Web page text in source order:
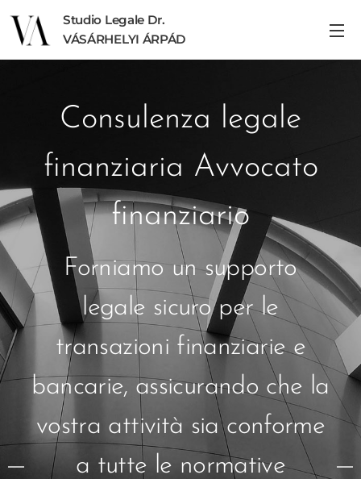
Studio Legale Dr.
VÁSÁRHELYI ÁRPÁD
Consulenza legale
finanziaria Avvocato
finanziario
Forniamo un supporto
legale sicuro per le
transazioni finanziarie e
bancarie, assicurando che la
vostra attività sia conforme
a tutte le normative